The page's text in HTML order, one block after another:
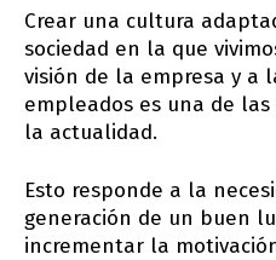
Crear una cultura
sociedad en la que
visión de la empresa y a
empleados es una de
la actualidad.
Esto responde a la
generación de un buen
incrementar la